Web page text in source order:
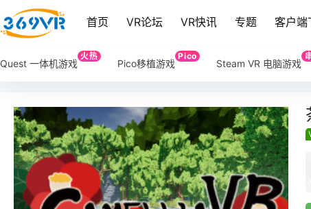
首页 VR论坛 VR快讯 专题 客户端
Quest 一体机游戏
火热
Pico移植游戏
Pico
Steam VR 电脑游戏